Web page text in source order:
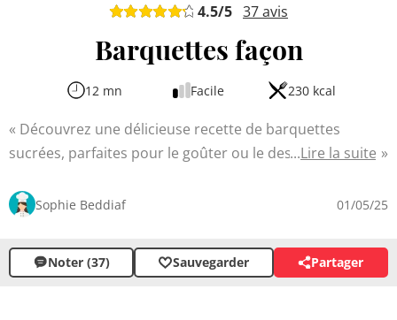
4.5/5 37avis
Barquettes façon
12 mn Facile 230 kcal
Découvrez une délicieuse recette de barquettes
sucrées, parfaites pour le goûter ou le dessert. Ces
et peuvent être personnalisés selon vos envies. Avec
raviront petits et grands. En quelques étapes simples,
vous obtiendrez de charmantes barquettes à garnir de
Lire la suite
Sophie Beddiaf 01/05/25
Noter (37) Sauvegarder Partager